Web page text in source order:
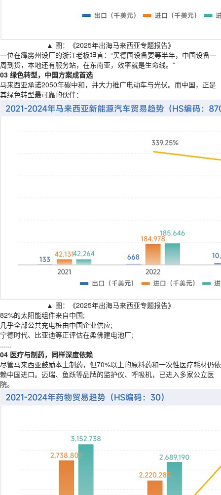
▲ 图：《2025年出海马来西亚专题报告》
一位在霹雳州设厂的浙江老板坦言：“买德国设备要等半年，中国设备一
周到货，本地还有服务站，在东南亚，效率就是生命线。”
03 绿色转型，中国方案成首选
马来西亚承诺2050年碳中和，并大力推广电动车与光伏。而中国，正是
其绿色转型最可靠的伙伴：
▲ 图：《2025年出海马来西亚专题报告》
82%的太阳能组件来自中国;
几乎全部公共充电桩由中国企业供应;
宁德时代、比亚迪等正评估在柔佛建电池厂;
......
04 医疗与制药，同样深度依赖
尽管马来西亚鼓励本土制药，但70%以上的原料药和一次性医疗耗材仍依
赖中国进口。迈瑞、鱼跃等品牌的监护仪、呼吸机，已进入多家公立医
院。